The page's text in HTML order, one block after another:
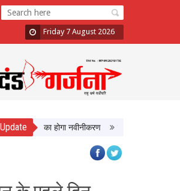
Friday 7 August 2026
Pull का होगा नवीनीकरण एमपी टूरिज्म बोर्ड और